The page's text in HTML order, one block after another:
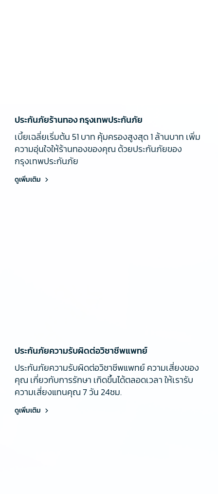
ประกันภัยร้านทอง กรุงเทพประกันภัย
เบี้ยเฉลี่ยเริ่มต้น 51 บาท คุ้มครองสูงสุด 1 ล้านบาท เพิ่ม
ความอุ่นใจให้ร้านทองของคุณ ด้วยประกันภัยของ
กรุงเทพประกันภัย
ดูเพิ่มเติม
ประกันภัยความรับผิดต่อวิชาชีพแพทย์
ประกันภัยความรับผิดต่อวิชาชีพแพทย์ ความเสี่ยงของ
คุณ เกี่ยวกับการรักษา เกิดขึ้นได้ตลอดเวลา ให้เรารับ
ความเสี่ยงแทนคุณ 7 วัน 24ชม.
ดูเพิ่มเติม